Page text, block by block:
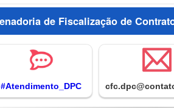
de Fiscalização de
#Atendimento_DPC